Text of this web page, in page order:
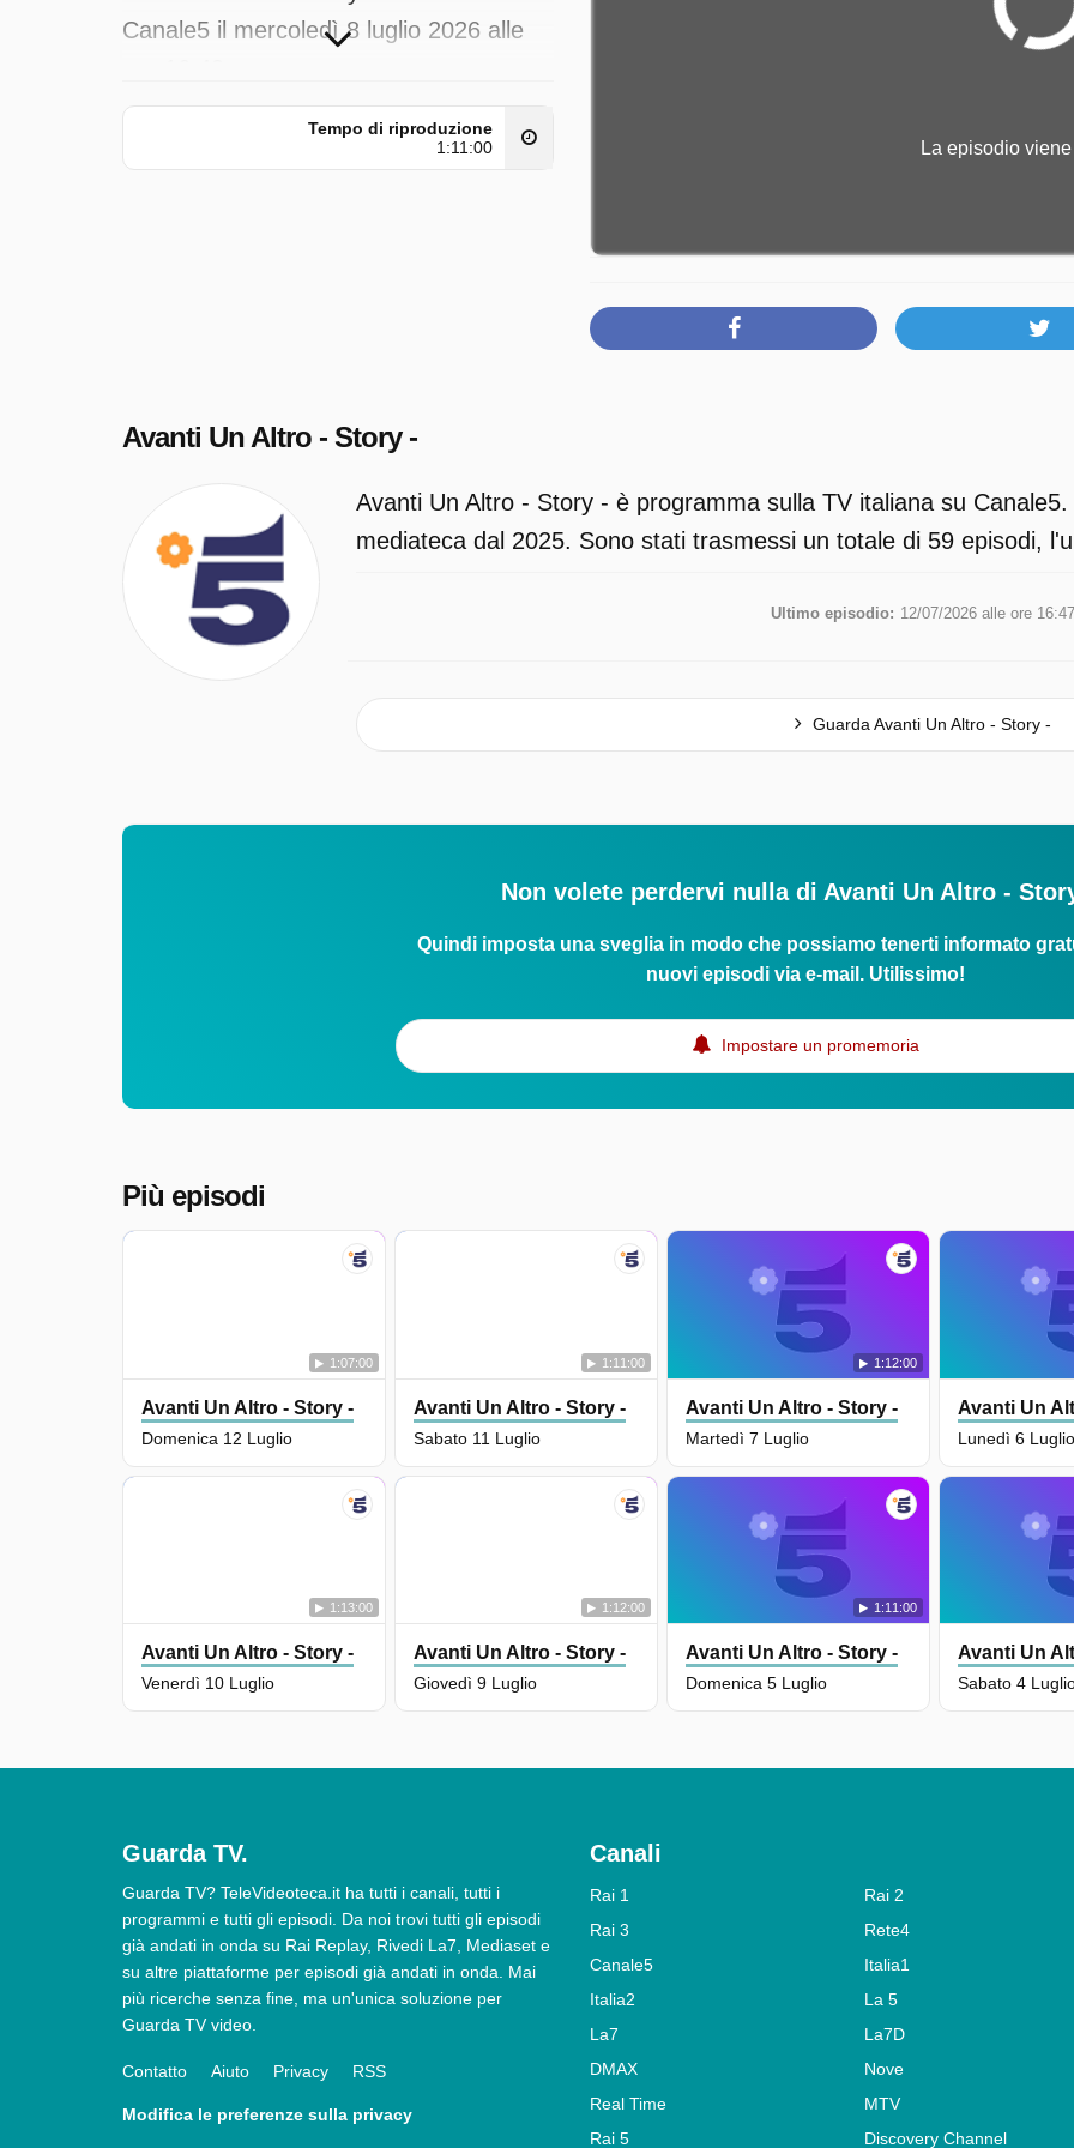
Canale5 il mercoledì 8 luglio 2026 alle
Tempo di riproduzione
1:11:00
La episodio
Avanti Un Altro - Story -
Avanti Un Altro - Story - è programma sulla TV italiana su
mediateca dal 2025. Sono stati trasmessi un totale di 59 episodi,
Ultimo episodio: 12/07/2026 alle ore 16:47
Guarda Avanti Un Altro - Story -
Non volete perdervi nulla di Avanti Un Altro -
Quindi imposta una sveglia in modo che possiamo tenerti informato
nuovi episodi via e-mail. Utilissimo!
Impostare un promemoria
Più episodi
1:07:00
Avanti Un Altro - Story -
Domenica 12 Luglio
1:11:00
Avanti Un Altro - Story -
Sabato 11 Luglio
1:13:00
Avanti Un Altro - Story -
Venerdì 10 Luglio
1:12:00
Avanti Un Altro - Story -
Giovedì 9 Luglio
1:12:00
Avanti Un Altro - Story -
Martedì 7 Luglio
Avanti Un
Lunedì 6 Luglio
1:11:00
Avanti Un Altro - Story -
Domenica 5 Luglio
Avanti Un
Sabato 4
Guarda TV.
Guarda TV? TeleVideoteca.it ha tutti i canali, tutti i
programmi e tutti gli episodi. Da noi trovi tutti gli episodi
già andati in onda su Rai Replay, Rivedi La7, Mediaset e
su altre piattaforme per episodi già andati in onda. Mai
più ricerche senza fine, ma un'unica soluzione per
Guarda TV video.
Contatto Aiuto Privacy RSS
Modifica le preferenze sulla privacy
Canali
Rai 1
Rai 2
Rai 3
Rete4
Canale5
Italia1
Italia2
La 5
La7
La7D
DMAX
Nove
Real Time
MTV
Rai 5
Discovery Channel